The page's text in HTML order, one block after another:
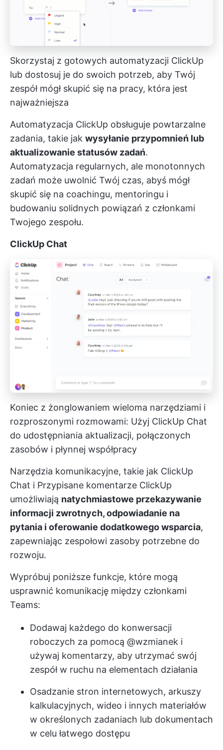
Skorzystaj z gotowych automatyzacji ClickUp
lub dostosuj je do swoich potrzeb, aby Twój
zespół mógł skupić się na pracy, która jest
najważniejsza
Automatyzacja ClickUp obsługuje powtarzalne
zadania, takie jak wysyłanie przypomnień lub
aktualizowanie statusów zadań.
Automatyzacja regularnych, ale monotonnych
zadań może uwolnić Twój czas, abyś mógł
skupić się na coachingu, mentoringu i
budowaniu solidnych powiązań z członkami
Twojego zespołu.
ClickUp Chat
Koniec z żonglowaniem wieloma narzędziami i
rozproszonymi rozmowami: Użyj ClickUp Chat
do udostępniania aktualizacji, połączonych
zasobów i płynnej współpracy
Narzędzia komunikacyjne, takie jak ClickUp
Chat i Przypisane komentarze ClickUp
umożliwiają natychmiastowe przekazywanie
informacji zwrotnych, odpowiadanie na
pytania i oferowanie dodatkowego wsparcia,
zapewniając zespołowi zasoby potrzebne do
rozwoju.
Wypróbuj poniższe funkcje, które mogą
usprawnić komunikację między członkami
Teams:
Dodawaj każdego do konwersacji
roboczych za pomocą @wzmianek i
używaj komentarzy, aby utrzymać swój
zespół w ruchu na elementach działania
Osadzanie stron internetowych, arkuszy
kalkulacyjnych, wideo i innych materiałów
w określonych zadaniach lub dokumentach
w celu łatwego dostępu